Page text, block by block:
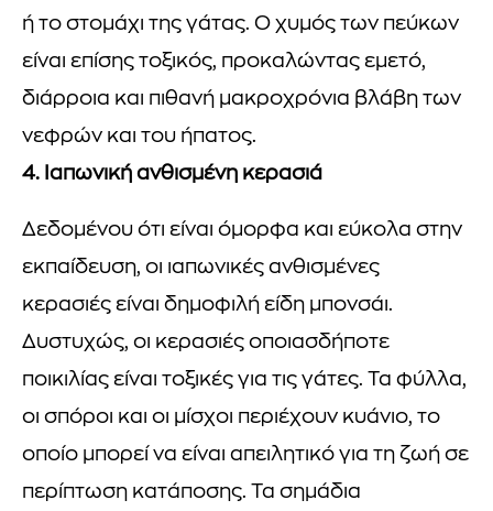
ή το στομάχι της γάτας. Ο χυμός των πεύκων
είναι επίσης τοξικός, προκαλώντας εμετό,
διάρροια και πιθανή μακροχρόνια βλάβη των
νεφρών και του ήπατος.
4. Ιαπωνική ανθισμένη κερασιά
Δεδομένου ότι είναι όμορφα και εύκολα στην
εκπαίδευση, οι ιαπωνικές ανθισμένες
κερασιές είναι δημοφιλή είδη μπονσάι.
Δυστυχώς, οι κερασιές οποιασδήποτε
ποικιλίας είναι τοξικές για τις γάτες. Τα φύλλα,
οι σπόροι και οι μίσχοι περιέχουν κυάνιο, το
οποίο μπορεί να είναι απειλητικό για τη ζωή σε
περίπτωση κατάποσης. Τα σημάδια